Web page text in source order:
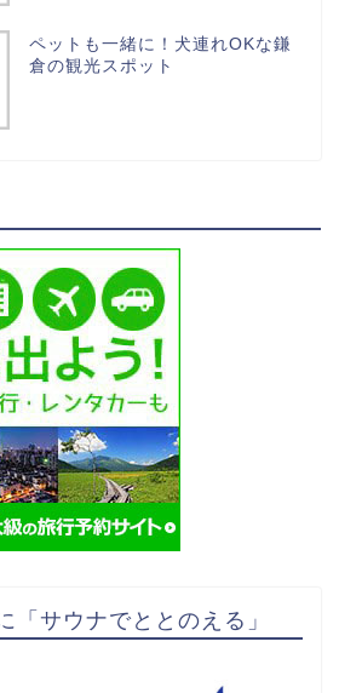
ペットも一緒に！犬連れOKな鎌
倉の観光スポット
「サウナでととのえる」